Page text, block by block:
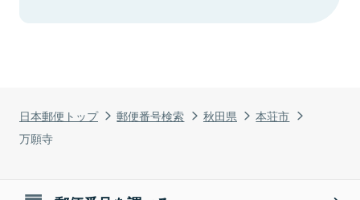
日本郵便トップ 郵便番号検索 秋田県
本荘市
万願寺